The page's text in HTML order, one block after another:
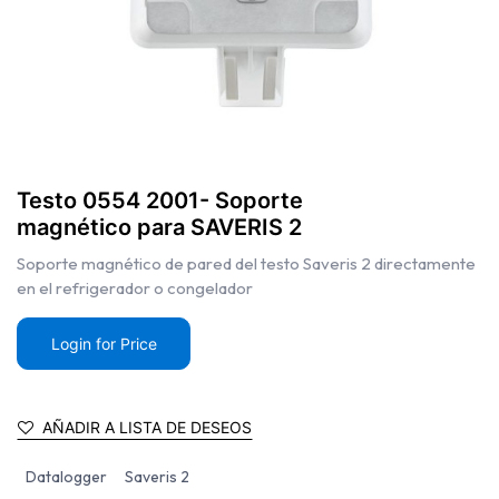
Testo 0554 2001- Soporte
magnético para SAVERIS 2
Soporte magnético de pared del testo Saveris 2 directamente
en el refrigerador o congelador
Login for Price
AÑADIR A LISTA DE DESEOS
Datalogger Saveris 2